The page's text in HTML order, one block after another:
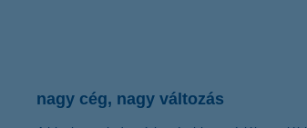
nagy cég, nagy változás